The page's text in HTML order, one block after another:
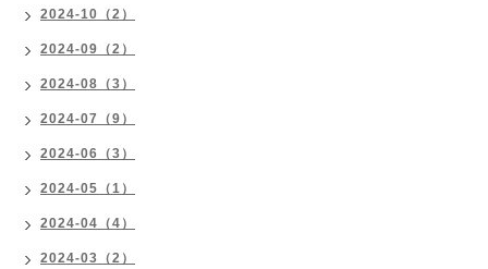
2024-10（2）
2024-09（2）
2024-08（3）
2024-07（9）
2024-06（3）
2024-05（1）
2024-04（4）
2024-03（2）